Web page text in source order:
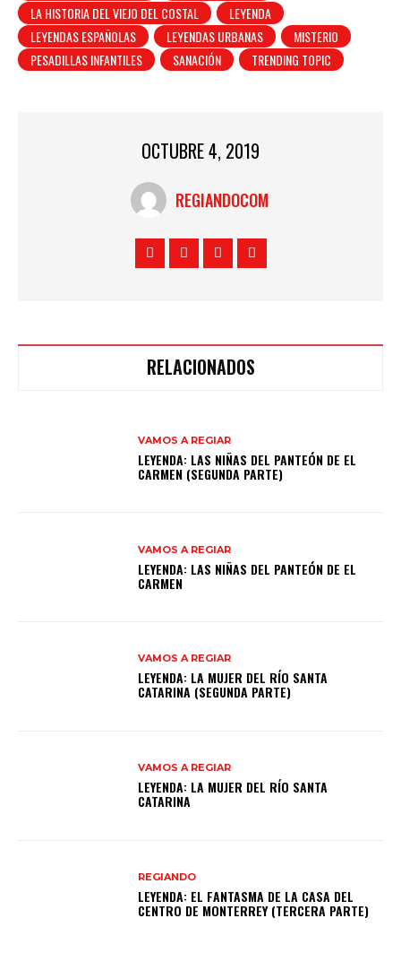
LA HISTORIA DEL VIEJO DEL COSTAL
LEYENDA
LEYENDAS ESPAÑOLAS
LEYENDAS URBANAS
MISTERIO
PESADILLAS INFANTILES
SANACIÓN TRENDING TOPIC
OCTUBRE 4, 2019
REGIANDOCOM
RELACIONADOS
VAMOS A REGIAR
LEYENDA: LAS NIÑAS DEL PANTEÓN DE EL
CARMEN (SEGUNDA PARTE)
VAMOS A REGIAR
LEYENDA: LAS NIÑAS DEL PANTEÓN DE EL
CARMEN
VAMOS A REGIAR
LEYENDA: LA MUJER DEL RÍO SANTA
CATARINA (SEGUNDA PARTE)
VAMOS A REGIAR
LEYENDA: LA MUJER DEL RÍO SANTA
CATARINA
REGIANDO
LEYENDA: EL FANTASMA DE LA CASA DEL
CENTRO DE MONTERREY (TERCERA PARTE)